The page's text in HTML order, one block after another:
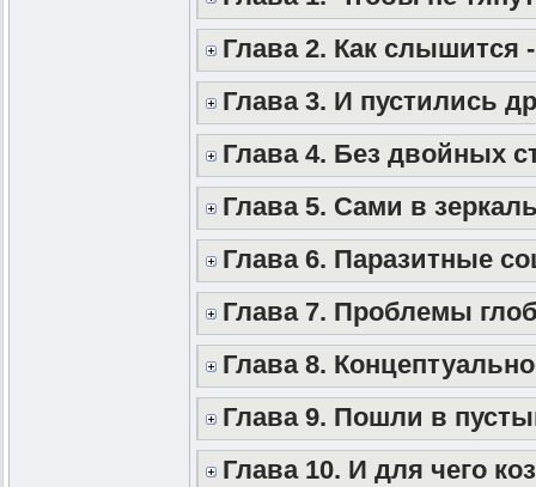
Глава 2. Как слышится
Глава 3. И пустились
Глава 4. Без двойных
Глава 5. Сами в
Глава 6. Паразитные
Глава 7. Проблемы
Глава 8.
Глава 9. Пошли в
Глава 10. И для чего